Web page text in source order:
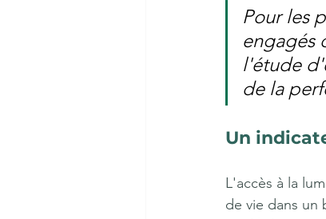
Pour les
engagés
l'étude
de la
Un
L'accès à la
de vie dans un